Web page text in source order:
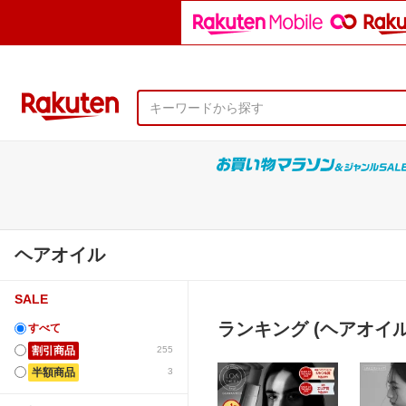
ヘアオイル
SALE
すべて
255
割引商品
3
半額商品
ランキング (ヘアオイ